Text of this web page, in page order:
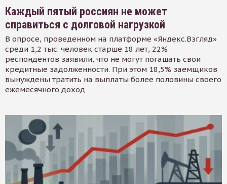
Каждый пятый россиян не может
справиться с долговой нагрузкой
В опросе, проведенном на платформе «Яндекс.Взгляд»
среди 1,2 тыс. человек старше 18 лет, 22%
респондентов заявили, что не могут погашать свои
кредитные задолженности. При этом 18,5% заемщиков
вынуждены тратить на выплаты более половины своего
ежемесячного доход